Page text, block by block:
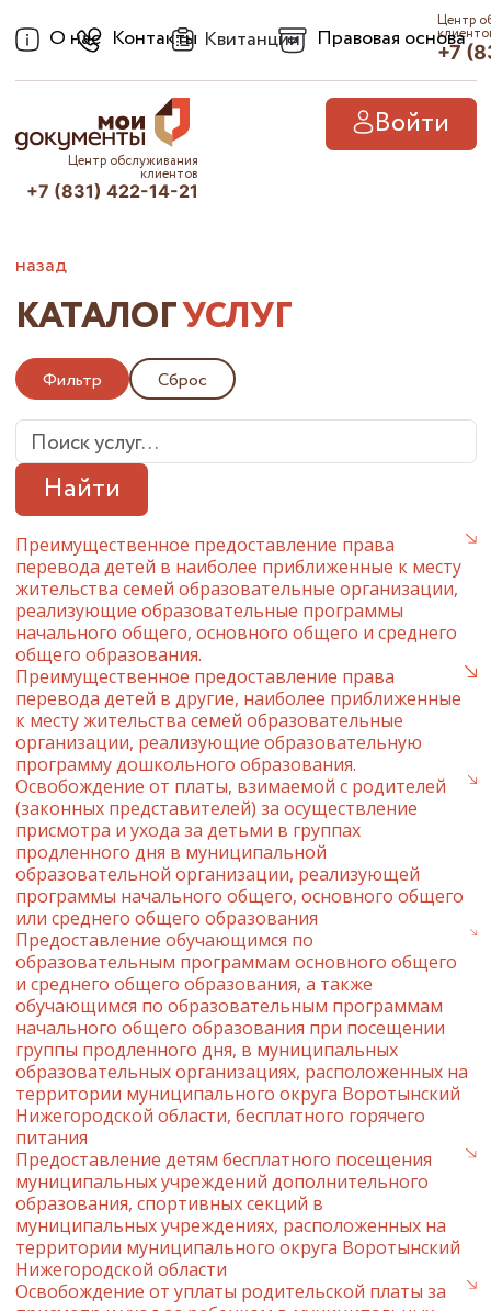
О нас Контакты Квитанции Правовая основа
Центр
+7
Войти
Центр обслуживания
клиентов
+7 (831) 422-14-21
назад
КАТАЛОГУСЛУГ
Фильтр Сброс
Найти
Преимущественное предоставление права
перевода детей в наиболее приближенные к месту
жительства семей образовательные организации,
реализующие образовательные программы
начального общего, основного общего и среднего
общего образования.
Преимущественное предоставление права
перевода детей в другие, наиболее приближенные
к месту жительства семей образовательные
организации, реализующие образовательную
программу дошкольного образования.
Освобождение от платы, взимаемой с родителей
(законных представителей) за осуществление
присмотра и ухода за детьми в группах
продленного дня в муниципальной
образовательной организации, реализующей
программы начального общего, основного общего
или среднего общего образования
Предоставление обучающимся по
образовательным программам основного общего
и среднего общего образования, а также
обучающимся по образовательным программам
начального общего образования при посещении
группы продленного дня, в муниципальных
образовательных организациях, расположенных на
территории муниципального округа Воротынский
Нижегородской области, бесплатного горячего
питания
Предоставление детям бесплатного посещения
муниципальных учреждений дополнительного
образования, спортивных секций в
муниципальных учреждениях, расположенных на
территории муниципального округа Воротынский
Нижегородской области
Освобождение от уплаты родительской платы за